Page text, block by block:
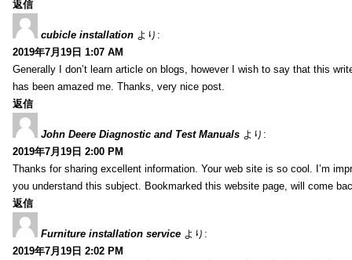
返信
cubicle installation より:
2019年7月19日 1:07 AM
Generally I don’t learn article on blogs, however I wish to say that this
has been amazed me. Thanks, very nice post.
返信
John Deere Diagnostic and Test Manuals より:
2019年7月19日 2:00 PM
Thanks for sharing excellent information. Your web site is so cool. I’m
you understand this subject. Bookmarked this website page, will come
返信
Furniture installation service より:
2019年7月19日 2:02 PM